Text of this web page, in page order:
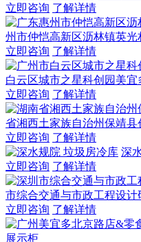
立即咨询 了解详情
州市仲恺高新区沥林镇英
立即咨询 了解详情
白云区城市之星科创园美
立即咨询 了解详情
省湘西土家族自治州保靖
立即咨询 了解详情
深
立即咨询 了解详情
市综合交通与市政工程设
立即咨询 了解详情